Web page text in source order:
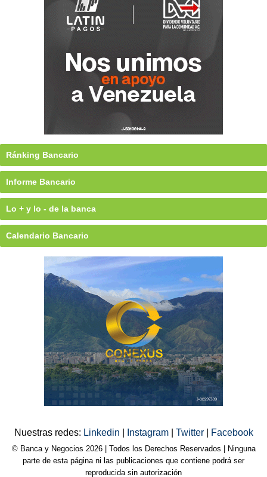
Ránking Bancario
Informe Bancario
Lo + y lo - de la banca
Calendario Bancario
Nuestras redes: Linkedin Instagram Twitter Facebook
© Banca y Negocios 2026 | Todos los Derechos Reservados | Ninguna
parte de esta página ni las publicaciones que contiene podrá ser
reproducida sin autorización